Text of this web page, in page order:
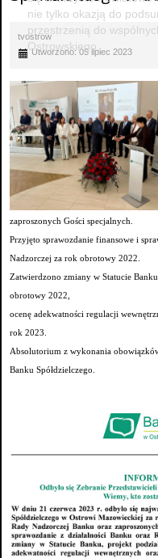
nie tylko okazją do
przestrzenią do
Ostrowskiego.
tvostrow
Utworzono: 05 lipiec 2023
zaproszonych Gości specjalnych.
Przyjęto sprawozdanie finansowe i
Nadzorczej za rok obrotowy 2022.
Zatwierdzono zmiany w Statucie
obrotowy 2022,
ocenę adekwatności regulacji
rok 2023.
Absolutorium z wykonania
Banku Spółdzielczego.